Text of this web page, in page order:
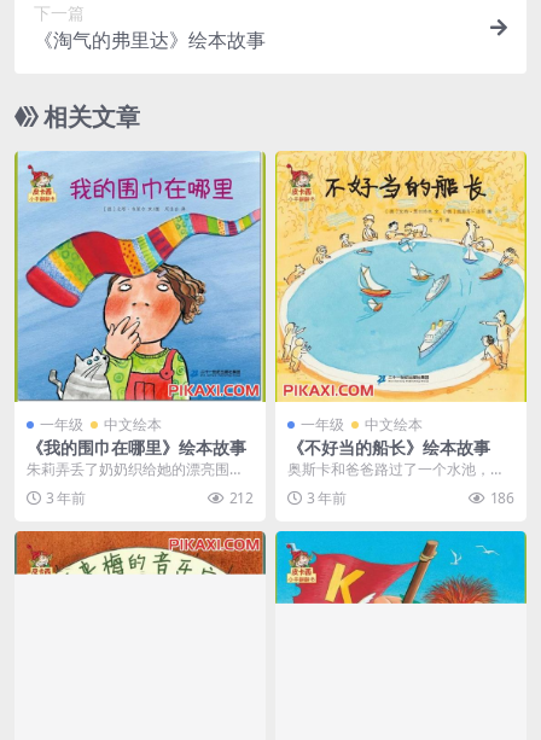
下一篇
《淘气的弗里达》绘本故事
相关文章
一年级 中文绘本
《我的围巾在哪里》绘本故事
朱莉弄丢了奶奶织给她的漂亮围
巾。朱莉伤心地哭了，觉得自己再
也不会快乐起来了。奶奶...
3 年前 212
一年级 中文绘本
《不好当的船长》绘本故事
奥斯卡和爸爸路过了一个水池，很
多孩子和大人都在那放小船玩，奥
斯卡做梦都想去。于是...
3 年前 186